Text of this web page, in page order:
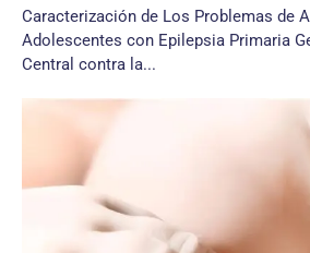
Caracterización de Los Problemas de
Adolescentes con Epilepsia Primaria
Central contra la...